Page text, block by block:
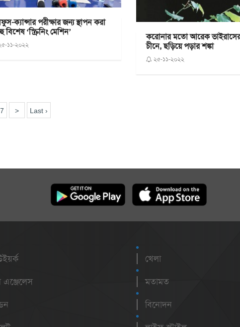
ক্যান্সার পরীক্ষার জন্য স্থাপন করা
বিশেষ ‘স্ক্রিনিং মেশিন’
১১-২০২২
করোনার মতো আরেক ভাইরাসের
চীনে, ছড়িয়ে পড়ার শঙ্কা
২৫-১১-২০২২
> Last ›
খেলা
মতামত
বিনোদন